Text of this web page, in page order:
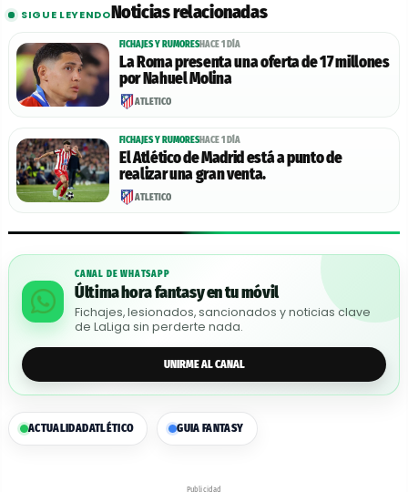
SIGUE LEYENDONoticias relacionadas
FICHAJES Y RUMORESHACE 1 DÍA
La Roma presenta una oferta de 17 millones
por Nahuel Molina
ATLÉTICO
FICHAJES Y RUMORESHACE 1 DÍA
El Atlético de Madrid está a punto de
realizar una gran venta.
ATLÉTICO
CANAL DE WHATSAPP
Última hora fantasy en tu móvil
Fichajes, lesionados, sancionados y noticias clave
de LaLiga sin perderte nada.
UNIRME AL CANAL
ACTUALIDADATLÉTICO GUIA FANTASY
Publicidad